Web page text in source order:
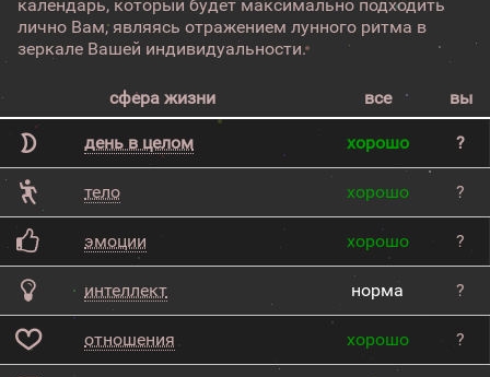
календарь, который будет максимально подходить
лично Вам, являясь отражением лунного ритма в
зеркале Вашей индивидуальности.
сфера жизни все вы
день в целом хорошо ?
тело хорошо ?
эмоции хорошо ?
интеллект норма ?
отношения хорошо ?